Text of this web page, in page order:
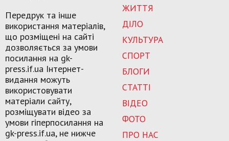
ЖИТТЯ
ДІЛО
КУЛЬТУРА
СПОРТ
БЛОГИ
СТАТТІ
ВІДЕО
ФОТО
ПРО НАС
Передрук та інше
використання матеріалів,
що розміщені на сайті
дозволяється за умови
посилання на gk-
press.if.ua Інтернет-
видання можуть
використовувати
матеріали сайту,
розміщувати відео за
умови гіперпосилання на
gk-press.if.ua, не нижче